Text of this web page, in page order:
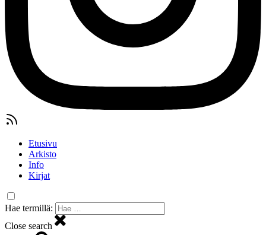
Etusivu
Arkisto
Info
Kirjat
Hae termillä:
Close search